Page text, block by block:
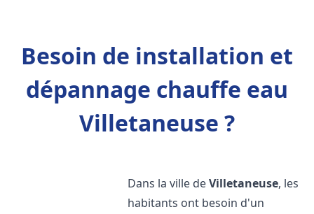
Besoin de installation et
dépannage chauffe eau
Villetaneuse ?
Dans la ville deVilletaneuse, les
habitants ont besoin d'un